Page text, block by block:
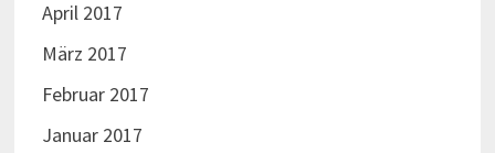
April 2017
März 2017
Februar 2017
Januar 2017